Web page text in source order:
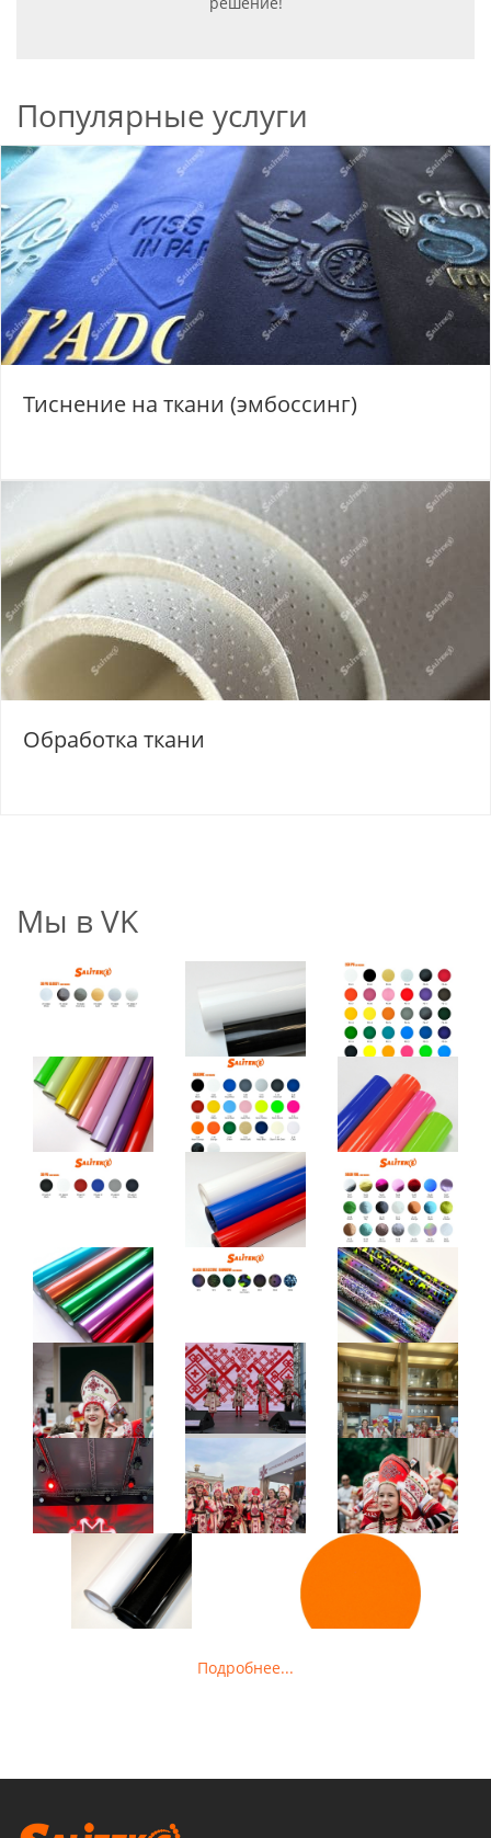
Популярные услуги
Тиснение на ткани (эмбоссинг)
Обработка ткани
Мы в VK
Подробнее...